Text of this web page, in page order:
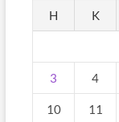
H K
3 4
10 11